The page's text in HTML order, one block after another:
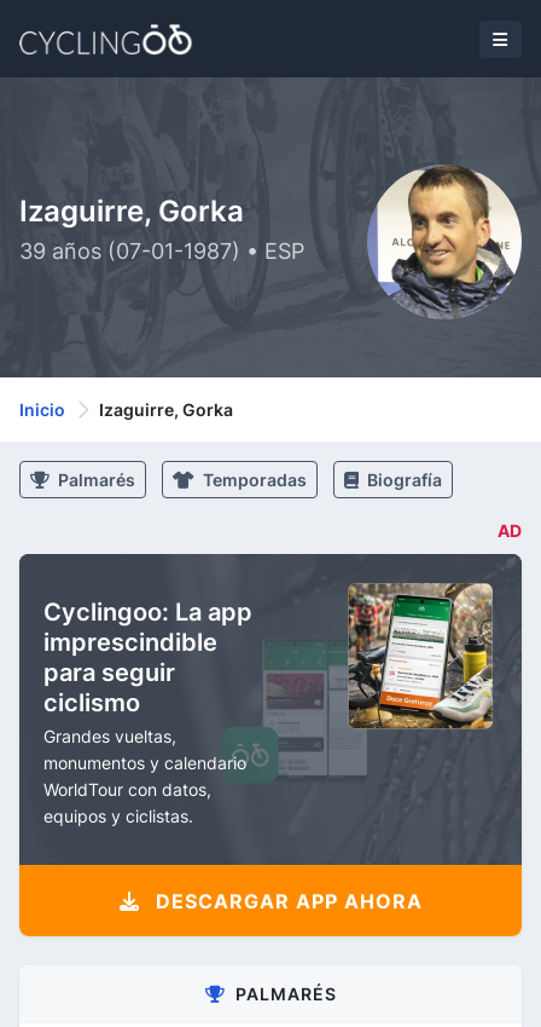
Izaguirre, Gorka
39 años (07-01-1987) • ESP
Inicio Izaguirre, Gorka
Palmarés Temporadas Biografía
AD
Cyclingoo: La app
imprescindible
para seguir
ciclismo
Grandes vueltas,
monumentos y calendario
WorldTour con datos,
equipos y ciclistas.
DESCARGAR APP AHORA
PALMARÉS